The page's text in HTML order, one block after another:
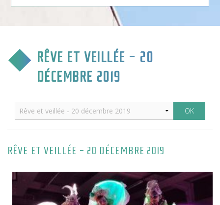
CULTURE & COMMUNICATION
VIE ASSOCIATIVE
TOURISME & TRANSPORT
RÊVE ET VEILLÉE - 20
DÉCEMBRE 2019
RÊVE ET VEILLÉE - 20 DÉCEMBRE 2019